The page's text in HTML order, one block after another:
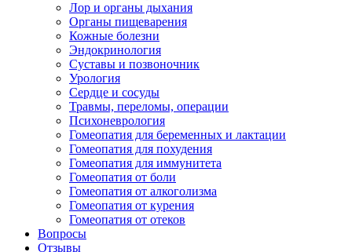
Лор и органы дыхания
Органы пищеварения
Кожные болезни
Эндокринология
Суставы и позвоночник
Урология
Сердце и сосуды
Травмы, переломы, операции
Психоневрология
Гомеопатия для беременных и лактации
Гомеопатия для похудения
Гомеопатия для иммунитета
Гомеопатия от боли
Гомеопатия от алкоголизма
Гомеопатия от курения
Гомеопатия от отеков
Вопросы
Отзывы